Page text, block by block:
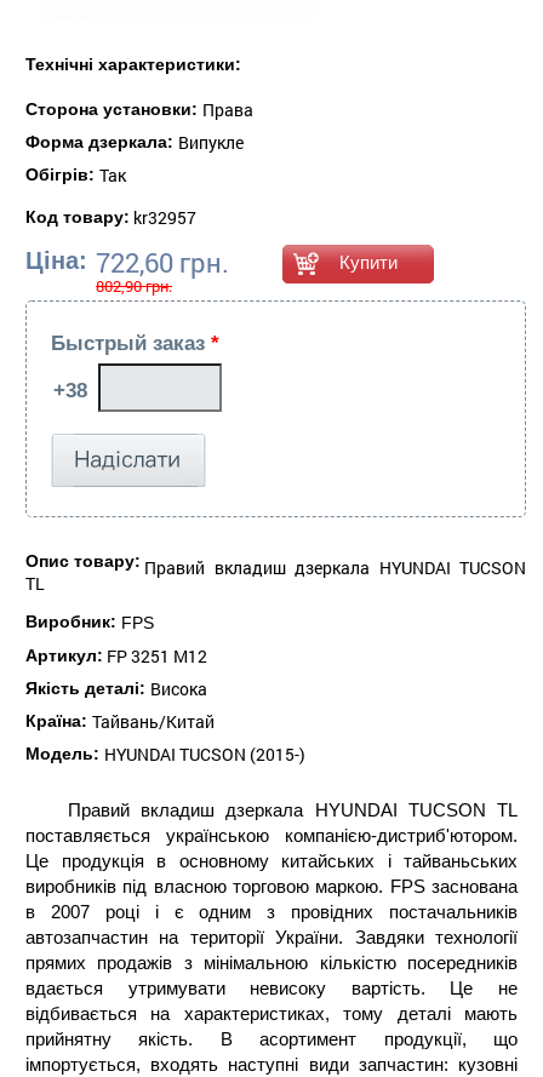
Технічні характеристики:
Сторона установки: Права
Форма дзеркала: Випукле
Обігрів: Так
Код товару: kr32957
Ціна: 722,60 грн.
802,90 грн.
Быстрый заказ *
Опис товару: Правий вкладиш дзеркала HYUNDAI TUCSON
TL
Виробник: FPS
Артикул: FP 3251 M12
Якість деталі: Висока
Країна: Тайвань/Китай
Модель: HYUNDAI TUCSON (2015-)
Правий вкладиш дзеркала HYUNDAI TUCSON TL
поставляється українською компанією-дистриб'ютором.
Це продукція в основному китайських і тайваньських
виробників під власною торговою маркою. FPS заснована
в 2007 році і є одним з провідних постачальників
автозапчастин на території України. Завдяки технології
прямих продажів з мінімальною кількістю посередників
вдається утримувати невисоку вартість. Це не
відбивається на характеристиках, тому деталі мають
прийнятну якість. В асортимент продукції, що
імпортується, входять наступні види запчастин: кузовні